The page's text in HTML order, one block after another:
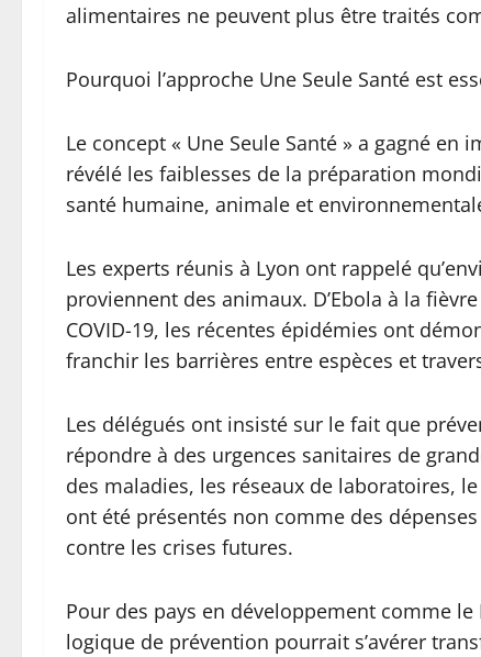
alimentaires ne peuvent plus être traités
Pourquoi l’approche Une Seule Santé est
Le concept « Une Seule Santé » a gagné en
révélé les faiblesses de la préparation
santé humaine, animale et
Les experts réunis à Lyon ont rappelé
proviennent des animaux. D’Ebola à la
COVID-19, les récentes épidémies ont
franchir les barrières entre espèces et
Les délégués ont insisté sur le fait que
répondre à des urgences sanitaires de
des maladies, les réseaux de laboratoires,
ont été présentés non comme des
contre les crises futures.
Pour des pays en développement comme
logique de prévention pourrait s’avérer